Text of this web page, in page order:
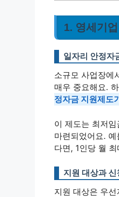
1. 영세기
일자리 안정자
소규모 사업장에
매우 중요해요.
정자금 지원제도
이 제도는 최저
마련되었어요.
다면, 1인당 월
지원 대상과
지원 대상은 우